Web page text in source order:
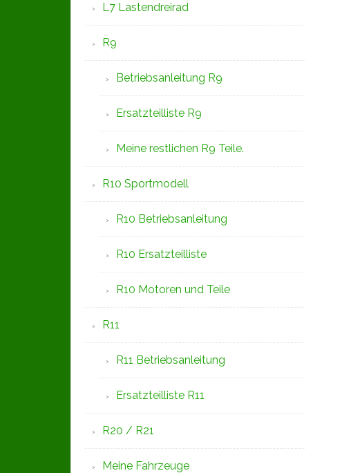
L7 Lastendreirad
R9
Betriebsanleitung R9
Ersatzteilliste R9
Meine restlichen R9 Teile.
R10 Sportmodell
R10 Betriebsanleitung
R10 Ersatzteilliste
R10 Motoren und Teile
R11
R11 Betriebsanleitung
Ersatzteilliste R11
R20 / R21
Meine Fahrzeuge